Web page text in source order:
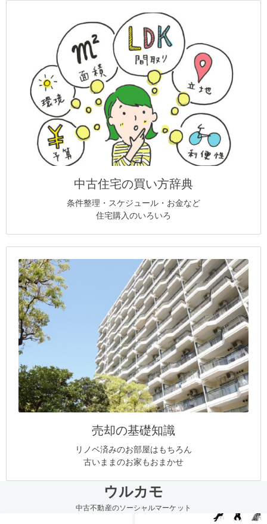
中古住宅の買い方辞典
条件整理・スケジュール・お金など
住宅購入のいろいろ
売却の基礎知識
リノベ済みのお部屋はもちろん
古いままのお家もおまかせ
ウルカモ
中古不動産のソーシャルマーケット